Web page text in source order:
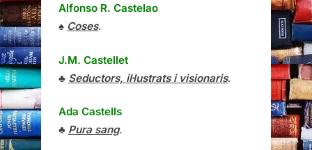
Alfonso R. Castelao
♠ Coses.
J.M. Castellet
♣ Seductors, il·lustrats i visionaris.
Ada Castells
♣ Pura sang.